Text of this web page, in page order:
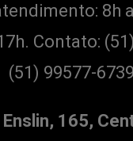
8h
Contato:
(51) 99577-6739
Enslin, 165,